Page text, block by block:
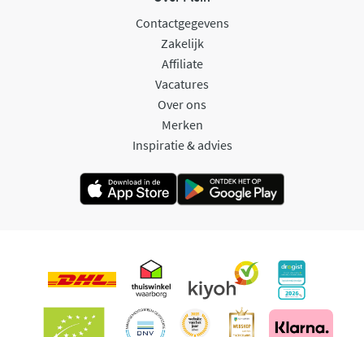
Contactgegevens
Zakelijk
Affiliate
Vacatures
Over ons
Merken
Inspiratie & advies